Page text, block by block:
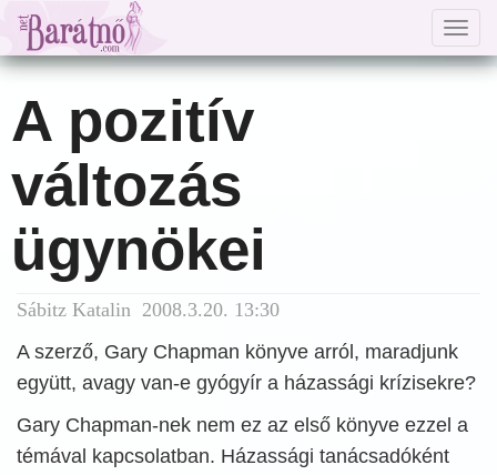
A pozitív
változás
ügynökei
Sábitz Katalin 2008.3.20. 13:30
A szerző, Gary Chapman könyve arról, maradjunk
együtt, avagy van-e gyógyír a házassági krízisekre?
Gary Chapman-nek nem ez az első könyve ezzel a
témával kapcsolatban. Házassági tanácsadóként